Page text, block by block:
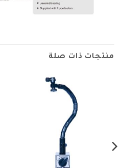
منتجات ذات صلة